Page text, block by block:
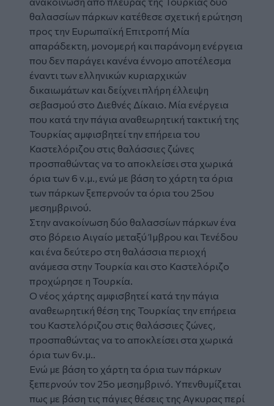
θαλασσίων πάρκων κατέθεσε σχετική ερώτηση
προς την Ευρωπαϊκή Επιτροπή Μία
απαράδεκτη, μονομερή και παράνομη ενέργεια
που δεν παράγει κανένα έννομο αποτέλεσμα
έναντι των ελληνικών κυριαρχικών
δικαιωμάτων και δείχνει πλήρη έλλειψη
σεβασμού στο Διεθνές Δίκαιο. Μία ενέργεια
που κατά την πάγια αναθεωρητική τακτική της
Τουρκίας αμφισβητεί την επήρεια του
Καστελόριζου στις θαλάσσιες ζώνες
προσπαθώντας να το αποκλείσει στα χωρικά
όρια των 6 ν.μ., ενώ με βάση το χάρτη τα όρια
των πάρκων ξεπερνούν τα όρια του 25ου
μεσημβρινού.
Στην ανακοίνωση δύο θαλασσίων πάρκων ένα
στο βόρειο Αιγαίο μεταξύ Ίμβρου και Τενέδου
και ένα δεύτερο στη θαλάσσια περιοχή
ανάμεσα στην Τουρκία και στο Καστελόριζο
προχώρησε η Τουρκία.
Ο νέος χάρτης αμφισβητεί κατά την πάγια
αναθεωρητική θέση της Τουρκίας την επήρεια
του Καστελόριζου στις θαλάσσιες ζώνες,
προσπαθώντας να το αποκλείσει στα χωρικά
όρια των 6ν.μ..
Ενώ με βάση το χάρτη τα όρια των πάρκων
ξεπερνούν τον 25ο μεσημβρινό. Υπενθυμίζεται
πως με βάση τις πάγιες θέσεις της Αγκυρας περί